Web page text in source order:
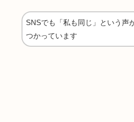
SNSでも「私も同じ」という声
つかっています